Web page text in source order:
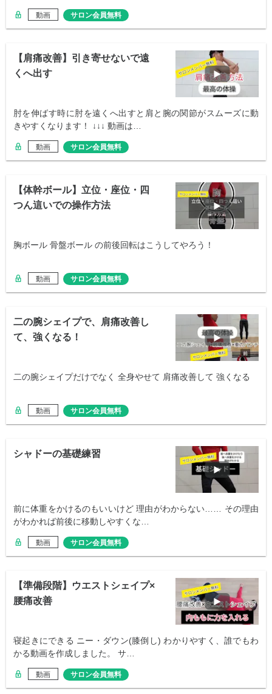
動画 サロン会員無料
【肩痛改善】引き寄せないで遠
くへ出す
肘を伸ばす時に肘を遠くへ出すと肩と腕の関節がスムーズに動
きやすくなります！ ↓↓↓ 動画は…
動画 サロン会員無料
【体幹ボール】立位・座位・四
つん這いでの操作方法
胸ボール 骨盤ボール の前後回転はこうしてやろう！
動画 サロン会員無料
二の腕シェイプで、肩痛改善し
て、強くなる！
二の腕シェイプだけでなく 全身やせて 肩痛改善して 強くなる
動画 サロン会員無料
シャドーの基礎練習
前に体重をかけるのもいいけど 理由がわからない…… その理由
がわかれば前後に移動しやすくな…
動画 サロン会員無料
【準備段階】ウエストシェイプ×
腰痛改善
寝起きにできる ニー・ダウン(膝倒し) わかりやすく、誰でもわ
かる動画を作成しました。 サ…
動画 サロン会員無料